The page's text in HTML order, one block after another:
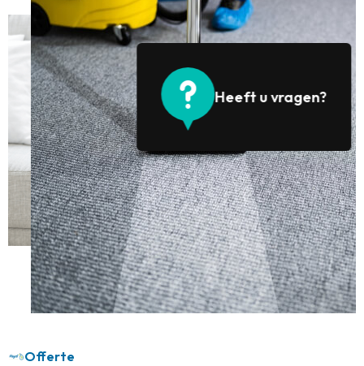
Heeft u vragen?
Offerte